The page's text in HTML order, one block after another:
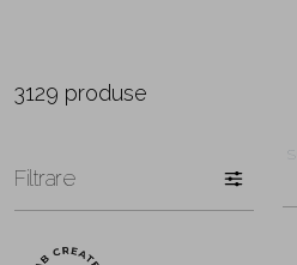
3129 produse
Filtrare